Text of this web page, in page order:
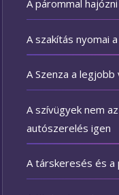
A párommal
A szakítás nyomai
A Szenza a legjobb
A szívügyek nem
autószerelés igen
A társkeresés és a